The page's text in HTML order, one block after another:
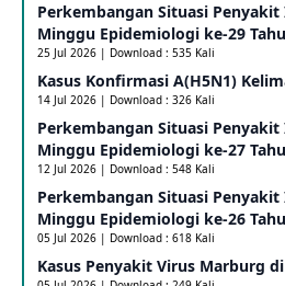
Update Informasi PHEIC
23
Penetapan Outbreak Penyakit
Uganda Sebagai PHEIC
Outbreak Penyakti Ebola di RD
16
Perkembangan Situasi
Minggu Epidemiologi ke-29
25 Jul 2026 | Download : 535 Kali
Kasus Konfirmasi A(H5N1)
14 Jul 2026 | Download : 326 Kali
Perkembangan Situasi
Minggu Epidemiologi ke-27
12 Jul 2026 | Download : 548 Kali
Perkembangan Situasi
Minggu Epidemiologi ke-26
05 Jul 2026 | Download : 618 Kali
Kasus Penyakit Virus Marburg